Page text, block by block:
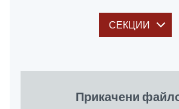
СЕКЦИИ
Прикачени